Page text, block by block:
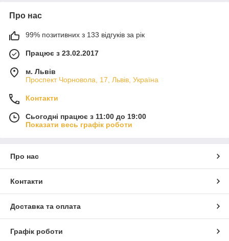
Про нас
99% позитивних з 133 відгуків за рік
Працює з 23.02.2017
м. Львів
Проспект Чорновола, 17, Львів, Україна
Контакти
Сьогодні працює з 11:00 до 19:00
Показати весь графік роботи
Про нас
Контакти
Доставка та оплата
Графік роботи